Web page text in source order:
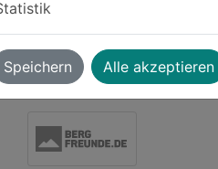
Speichern Alle akzeptieren